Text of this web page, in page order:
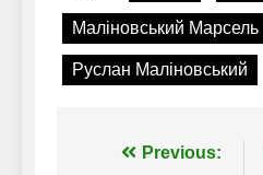
Маліновський Марсель
Руслан Маліновський
Навігація
Previous: